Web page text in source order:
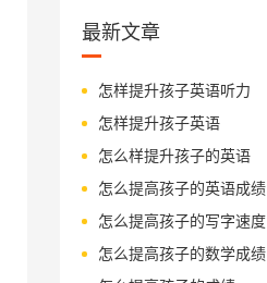
最新文章
怎样提升孩子英语听力
怎样提升孩子英语
怎么样提升孩子的英语
怎么提高孩子的英语成绩
怎么提高孩子的写字速度
怎么提高孩子的数学成绩